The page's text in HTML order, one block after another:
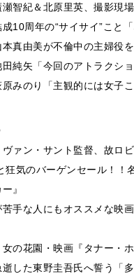
瀬智紀＆北原里英、撮影現
成10周年の“サイサイ”こと
本真由美が不倫中の主婦
田純矢「今回のアトラク
原みのり「主観的には女
ヴァン・サント監督、故ロ
狂気のバーゲンセール！
』
手な人にもオススメな映
の花園・映画『タナー・
した東野圭吾氏へ誓う「